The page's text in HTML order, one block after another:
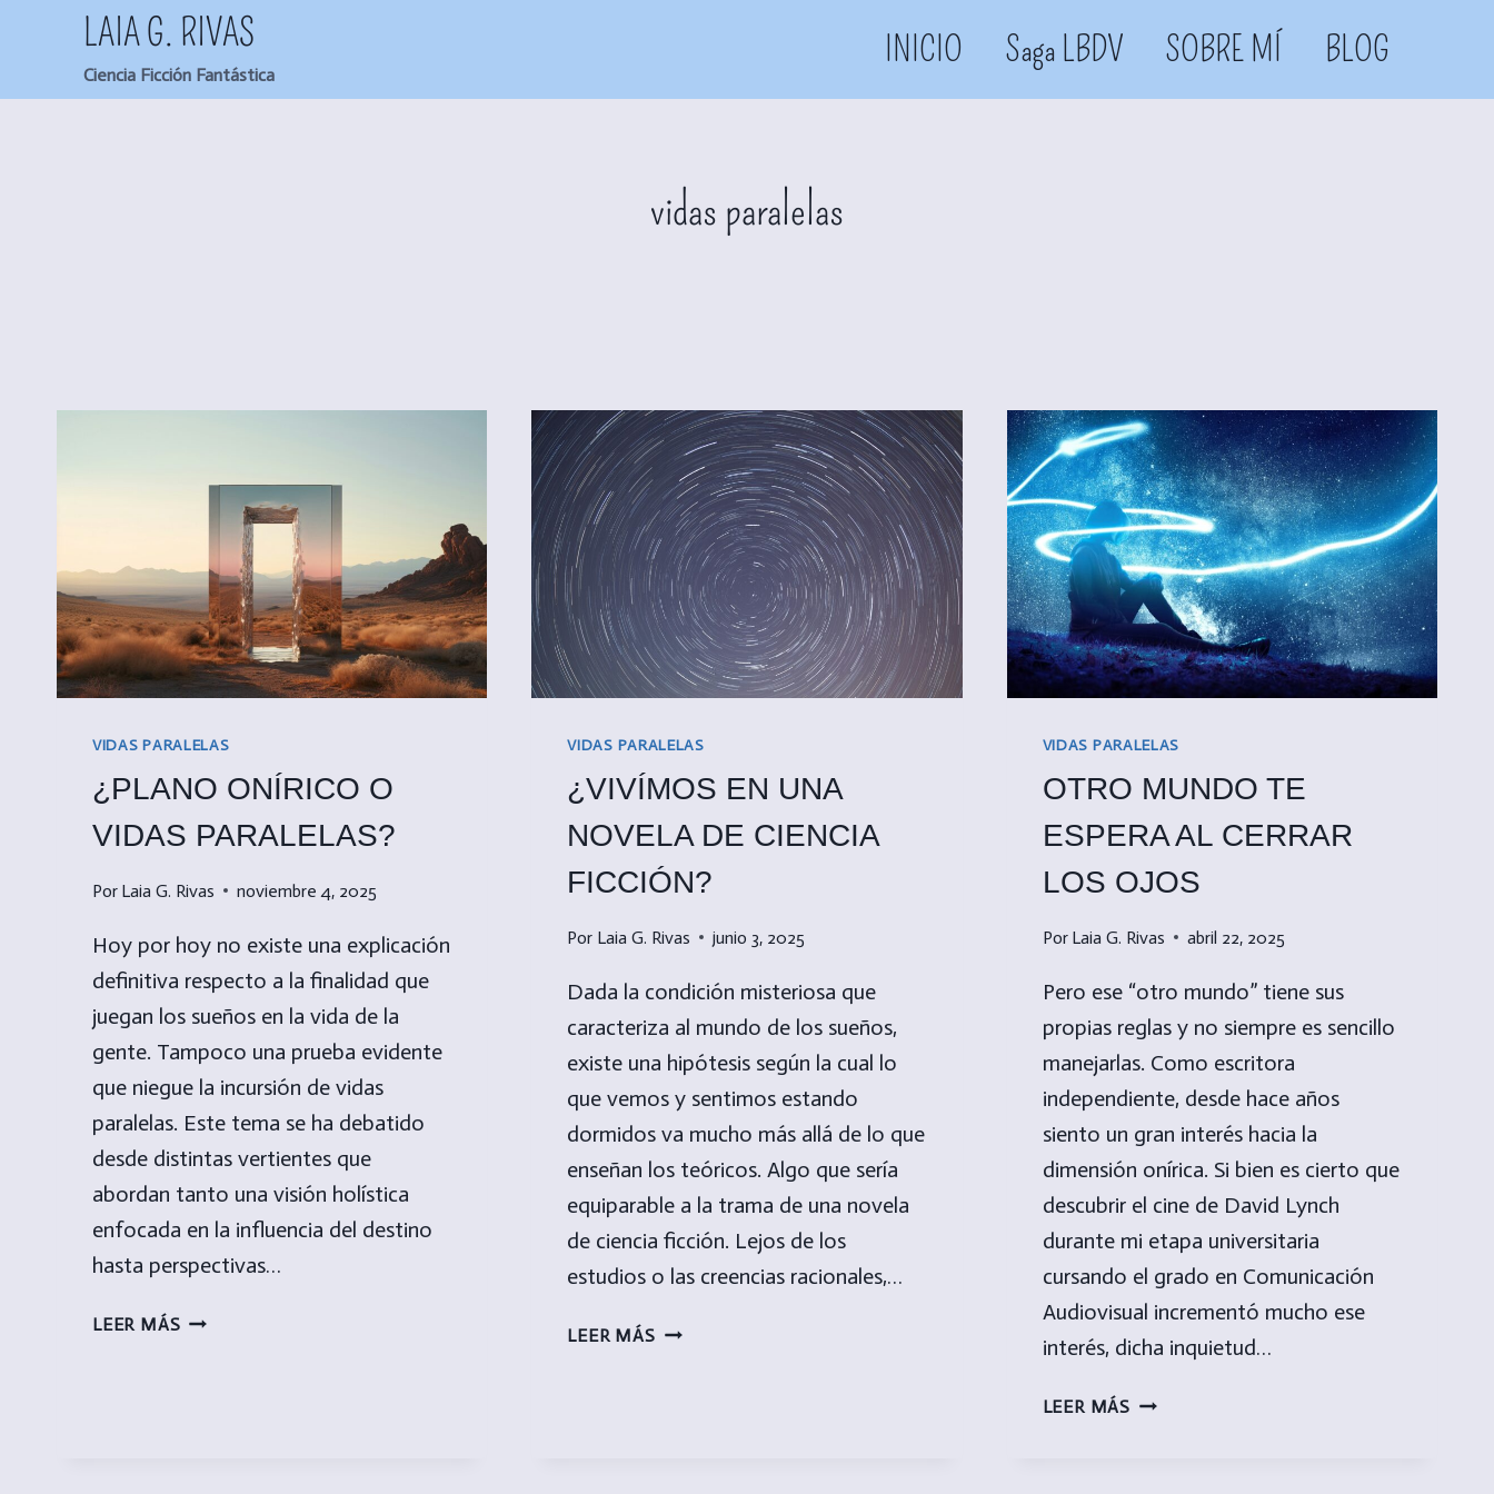
contenido
LAIA G. RIVAS
Ciencia Ficción Fantástica
INICIO Saga LBDV SOBRE MÍ BLOG
vidas paralelas
VIDAS PARALELAS
¿PLANO ONÍRICO O
VIDAS PARALELAS?
Por Laia G. Rivas noviembre 4, 2025
Hoy por hoy no existe una explicación
definitiva respecto a la finalidad que
juegan los sueños en la vida de la
gente. Tampoco una prueba evidente
que niegue la incursión de vidas
paralelas. Este tema se ha debatido
desde distintas vertientes que
abordan tanto una visión holística
enfocada en la influencia del destino
hasta perspectivas…
LEER MÁS ¿PLANO
VIDAS PARALELAS
¿VIVÍMOS EN UNA
NOVELA DE CIENCIA
FICCIÓN?
Por Laia G. Rivas junio 3, 2025
Dada la condición misteriosa que
caracteriza al mundo de los sueños,
existe una hipótesis según la cual lo
que vemos y sentimos estando
dormidos va mucho más allá de lo que
enseñan los teóricos. Algo que sería
equiparable a la trama de una novela
de ciencia ficción. Lejos de los
estudios o las creencias racionales,…
LEER MÁS ¿VIVÍMOS
VIDAS PARALELAS
OTRO MUNDO TE
ESPERA AL CERRAR
LOS OJOS
Por Laia G. Rivas abril 22, 2025
Pero ese “otro mundo” tiene sus
propias reglas y no siempre es sencillo
manejarlas. Como escritora
independiente, desde hace años
siento un gran interés hacia la
dimensión onírica. Si bien es cierto que
descubrir el cine de David Lynch
durante mi etapa universitaria
cursando el grado en Comunicación
Audiovisual incrementó mucho ese
interés, dicha inquietud…
LEER MÁS OTRO